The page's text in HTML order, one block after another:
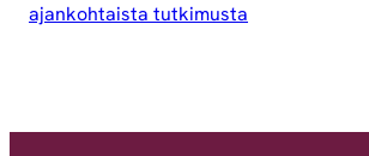
ajankohtaista tutkimusta